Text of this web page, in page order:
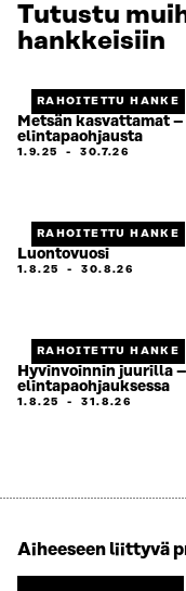
Tutustu
hankkeisiin
RAHOITETTU HANKE
Metsän kasvattamat
elintapaohjausta
1.9.25 -30.7.26
RAHOITETTU HANKE
Luontovuosi
1.8.25 -30.8.26
RAHOITETTU HANKE
Hyvinvoinnin juurilla
elintapaohjauksessa
1.8.25 -31.8.26
Aiheeseen liittyvä